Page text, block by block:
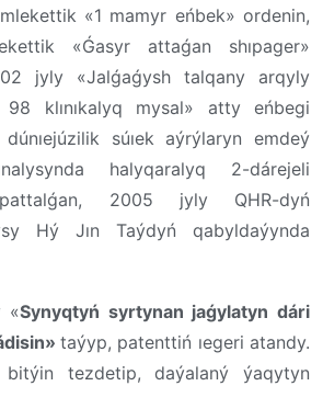
«1 mamyr eńbek» ordenin,
«Ǵasyr attaǵan shıpager»
jyly «Jalǵaǵysh talqany arqyly
klınıkalyq mysal» atty eńbegi
súıek aýrýlaryn emdeý
halyqaralyq 2-dárejeli
2005 jyly QHR-dyń
Hý Jın Taýdyń qabyldaýynda
«Synyqtyń syrtynan jaǵylatyn dári
taýyp, patenttiń ıegeri atandy.
bitýin tezdetip, daýalaný ýaqytyn